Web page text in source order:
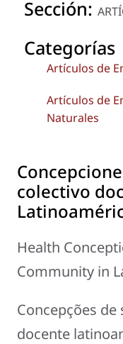
Sección:
Categorías
Artículos de
Artículos de
Naturales
colectivo
Health
Community in
Concepções
docente